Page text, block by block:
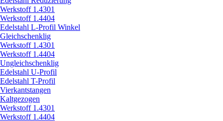
Werkstoff 1.4301
Werkstoff 1.4404
Edelstahl L-Profil Winkel
Gleichschenklig
Werkstoff 1.4301
Werkstoff 1.4404
Ungleichschenklig
Edelstahl U-Profil
Edelstahl T-Profil
Vierkantstangen
Kaltgezogen
Werkstoff 1.4301
Werkstoff 1.4404